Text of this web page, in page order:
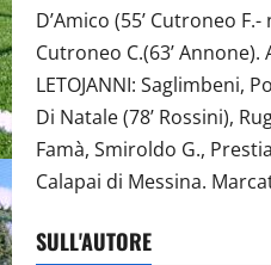
D’Amico (55’ Cutroneo
Cutroneo C.(63’ Annone).
LETOJANNI: Saglimbeni,
Di Natale (78’ Rossini),
Famà, Smiroldo G.,
Calapai di Messina.
SULL'AUTORE